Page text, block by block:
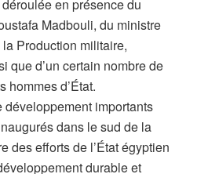
déroulée en présence du
Madbouli, du ministre
Production militaire,
que d’un certain nombre de
hommes d’État.
développement importants
dans le sud de la
des efforts de l’État égyptien
durable et